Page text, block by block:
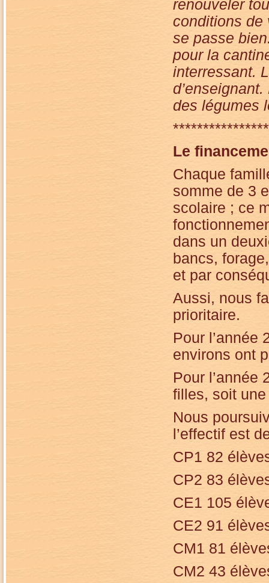
renouveler
conditions de
se passe
pour la
interressant.
des légumes
Le
Chaque
somme de 3
scolaire ; ce
dans un
bancs,
et par
Aussi, nous
prioritaire.
Pour l’année
environs ont
Pour l’année
filles, soit
Nous
l’effectif est
CP1 82
CP2 83
CE1 105
CE2 91
CM1 81
CM2 43